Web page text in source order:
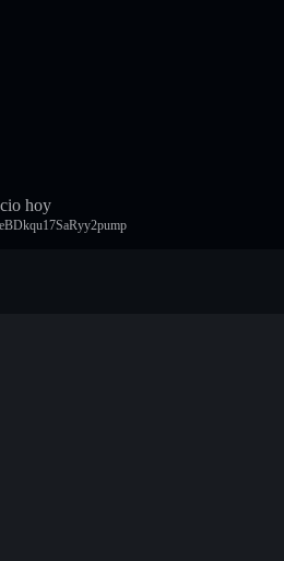
hoy